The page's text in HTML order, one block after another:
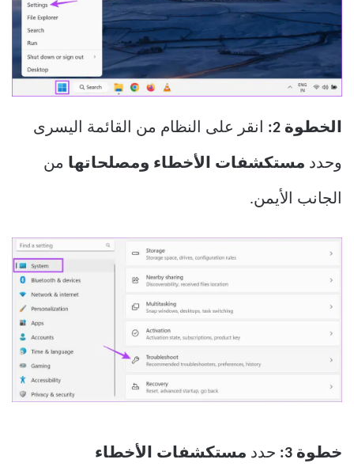
الخطوة 2: انقر على النظام من القائمة اليسرى
وحدد مستكشفات الأخطاء ومصلحاتها من
الجانب الأيمن.
خطوة 3: حدد مستكشفات الأخطاء